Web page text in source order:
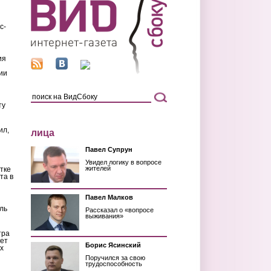
в
лица
Павел Супрун
Увидел логику в вопросе
жителей
Павел Малков
Рассказал о «вопросе
выживания»
Борис Ясинский
Поручился за свою
трудоспособность